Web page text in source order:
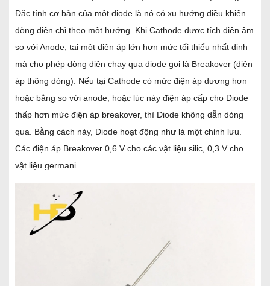
Đặc tính cơ bản của một diode là nó có xu hướng điều khiển
dòng điện chỉ theo một hướng. Khi Cathode được tích điện âm
so với Anode, tại một điện áp lớn hơn mức tối thiểu nhất định
mà cho phép dòng điện chạy qua diode gọi là Breakover (điện
áp thông dòng). Nếu tại Cathode có mức điện áp dương hơn
hoặc bằng so với anode, hoặc lúc này điện áp cấp cho Diode
thấp hơn mức điện áp breakover, thì Diode không dẫn dòng
qua. Bằng cách này, Diode hoạt động như là một chỉnh lưu.
Các điện áp Breakover 0,6 V cho các vật liệu silic, 0,3 V cho
vật liệu germani.